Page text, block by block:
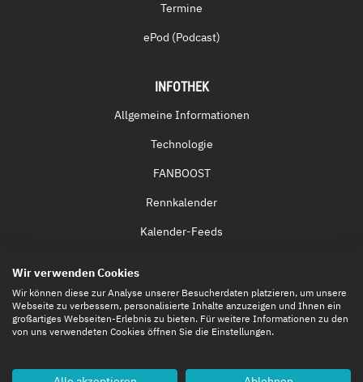
Termine
ePod (Podcast)
INFOTHEK
Allgemeine Informationen
Technologie
FANBOOST
Rennkalender
Kalender-Feeds
Eintrittskarten
Wir verwenden Cookies
Wir können diese zur Analyse unserer Besucherdaten platzieren, um unsere
Webseite zu verbessern, personalisierte Inhalte anzuzeigen und Ihnen ein
großartiges Webseiten-Erlebnis zu bieten. Für weitere Informationen zu den
von uns verwendeten Cookies öffnen Sie die Einstellungen.